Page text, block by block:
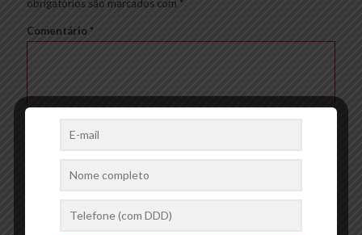
obrigatórios são marcados com *
Comentário*